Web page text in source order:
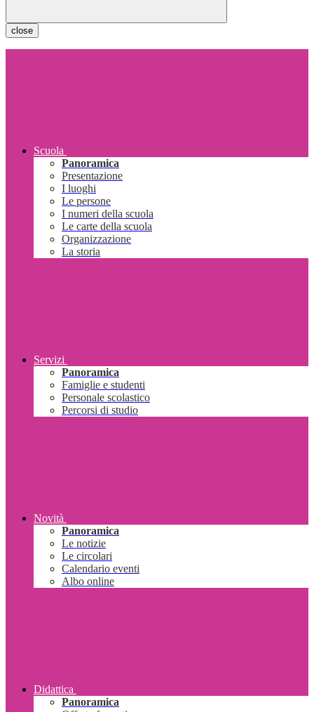
close
Scuola
Panoramica
Presentazione
I luoghi
Le persone
I numeri della scuola
Le carte della scuola
Organizzazione
La storia
Servizi
Panoramica
Famiglie e studenti
Personale scolastico
Percorsi di studio
Novità
Panoramica
Le notizie
Le circolari
Calendario eventi
Albo online
Didattica
Panoramica